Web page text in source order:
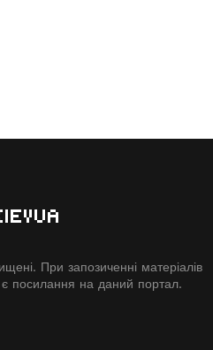
При запозиченні матеріалів
посилання на даний портал.